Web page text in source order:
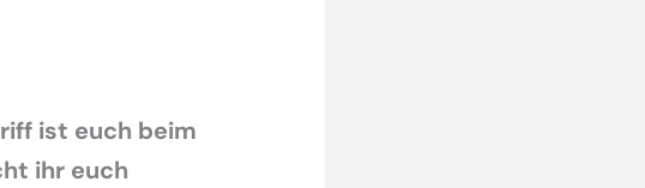
ist euch beim
ihr euch